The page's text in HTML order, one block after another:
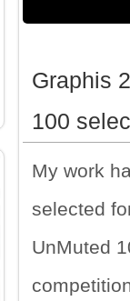
Graphis
100
My work
selected
UnMuted